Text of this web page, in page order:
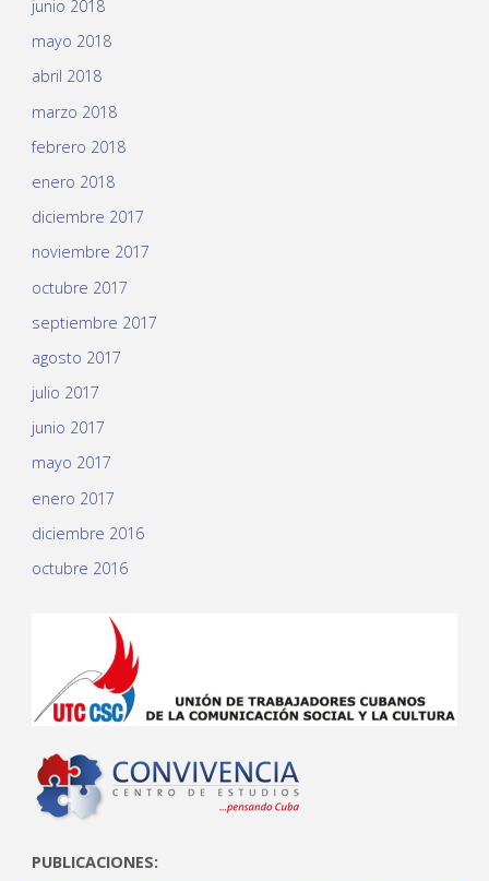
junio 2018
mayo 2018
abril 2018
marzo 2018
febrero 2018
enero 2018
diciembre 2017
noviembre 2017
octubre 2017
septiembre 2017
agosto 2017
julio 2017
junio 2017
mayo 2017
enero 2017
diciembre 2016
octubre 2016
PUBLICACIONES: